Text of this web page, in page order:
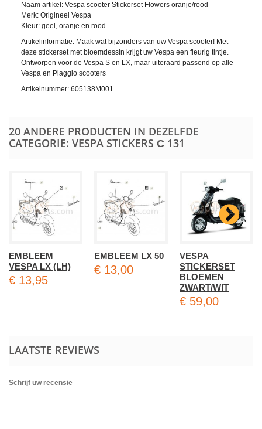
Naam artikel: Vespa scooter Stickerset Flowers oranje/rood
Merk: Origineel Vespa
Kleur: geel, oranje en rood
Artikelinformatie: Maak wat bijzonders van uw Vespa scooter! Met
deze stickerset met bloemdessin krijgt uw Vespa een fleurig tintje.
Ontworpen voor de Vespa S en LX, maar uiteraard passend op alle
Vespa en Piaggio scooters
Artikelnummer: 605138M001
20 ANDERE PRODUCTEN IN DEZELFDE
CATEGORIE: VESPA STICKERS С 131
EMBLEEM
VESPA LX (LH)
€ 13,95
EMBLEEM LX 50
€ 13,00
VESPA
STICKERSET
BLOEMEN
ZWART/WIT
€ 59,00
LAATSTE REVIEWS
Schrijf uw recensie